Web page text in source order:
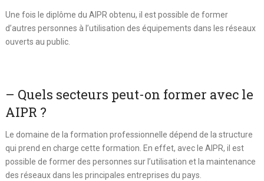
Une fois le diplôme du AIPR obtenu, il est possible de former
d’autres personnes à l’utilisation des équipements dans les réseaux
ouverts au public.
– Quels secteurs peut-on former avec le
AIPR ?
Le domaine de la formation professionnelle dépend de la structure
qui prend en charge cette formation. En effet, avec le AIPR, il est
possible de former des personnes sur l’utilisation et la maintenance
des réseaux dans les principales entreprises du pays.